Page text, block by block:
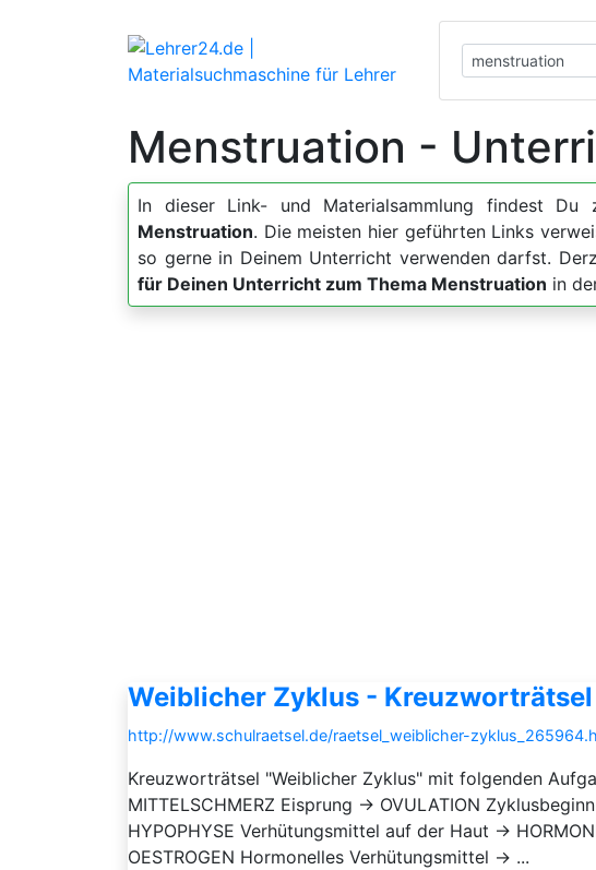
Menstruation -
In dieser Link- und Materialsammlung findest Du
Menstruation. Die meisten hier geführten Links
so gerne in Deinem Unterricht verwenden darfst.
für Deinen Unterricht zum Thema Menstruation in
Weiblicher Zyklus - Kreuzworträtsel
http://www.schulraetsel.de/raetsel_weiblicher-
Kreuzworträtsel "Weiblicher Zyklus" mit folgenden
MITTELSCHMERZ Eisprung → OVULATION
HYPOPHYSE Verhütungsmittel auf der Haut →
OESTROGEN Hormonelles Verhütungsmittel → ...